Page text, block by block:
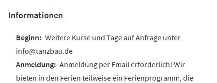
Informationen
Weitere Kurse und Tage auf Anfrage unter
info@tanzbau.de
Anmeldung per Email erforderlich! Wir
bieten in den Ferien teilweise ein Ferienprogramm, die